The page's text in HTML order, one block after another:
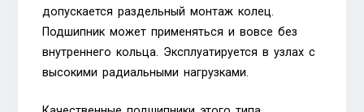
допускается раздельный монтаж колец.
Подшипник может применяться и вовсе без
внутреннего кольца. Эксплуатируется в узлах с
высокими радиальными нагрузками.